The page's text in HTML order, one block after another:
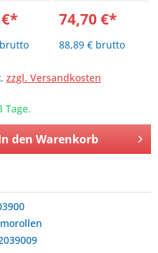
74,70 €*
88,89 € brutto
zzgl. Versandkosten
Tage.
den Warenkorb